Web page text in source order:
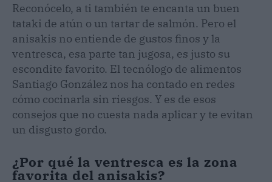
Reconócelo, a ti también te encanta un buen
tataki de atún o un tartar de salmón. Pero el
anisakis no entiende de gustos finos y la
ventresca, esa parte tan jugosa, es justo su
escondite favorito. El tecnólogo de alimentos
Santiago González nos ha contado en redes
cómo cocinarla sin riesgos. Y es de esos
consejos que no cuesta nada aplicar y te evitan
un disgusto gordo.
¿Por qué la ventresca es la zona
favorita del anisakis?